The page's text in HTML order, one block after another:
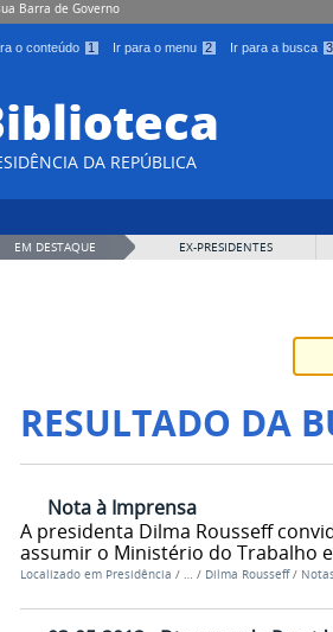
Barra de Governo
o conteúdo 1 Ir para o menu 2 Ir para a busca 3
DA REPÚBLICA
EM DESTAQUE EX-PRESIDENTES
RESULTADO DA
Nota à Imprensa
A presidenta Dilma Rousseff
assumir o Ministério do Trabalho
Localizado em Presidência / … / Dilma Rousseff /